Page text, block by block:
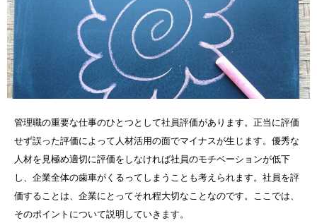
管理職の重要な仕事のひとつとして社員評価があります。正当に評価
せず誤った評価によって人材活用の面でマイナスが生じます。優秀な
人材を見極め適切に評価をしなければ社員のモチベーションが低下
し、企業全体の歯車がくるってしまうことも考えられます。社員を評
価することは、企業にとってそれ程大切なことなのです。ここでは、
そのポイントについて説明していきます。